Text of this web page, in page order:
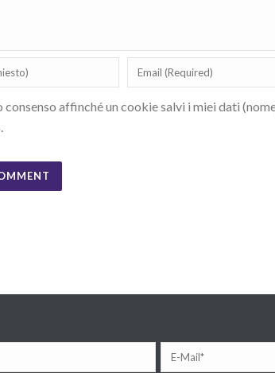
consenso affinché un cookie salvi i miei dati